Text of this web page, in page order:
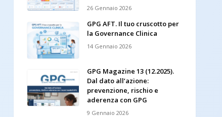
26 Gennaio 2026
GPG AFT. Il tuo cruscotto per
la Governance Clinica
14 Gennaio 2026
GPG Magazine 13 (12.2025).
Dal dato all’azione:
prevenzione, rischio e
aderenza con GPG
9 Gennaio 2026